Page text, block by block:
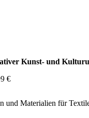
Kunst- und
€
und Materialien für